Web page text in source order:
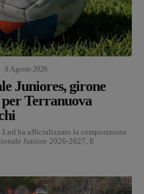
8 Agosto 2026
Juniores, girone
Terranuova
ha ufficializzato la composizione
Juniore 2026-2027, Il